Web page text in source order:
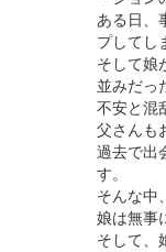
ある日、
プしてし
そして娘
並みだっ
不安と混
父さんも
過去で出
す。
そんな中
娘は無事
そして、